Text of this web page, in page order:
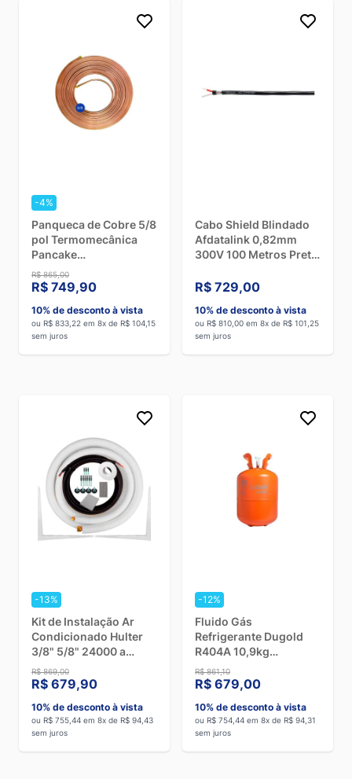
-4%
Panqueca de Cobre 5/8
pol Termomecânica
Pancake
PK122O60023477 15
Metros
R$ 865,00
R$ 749,90
10% de desconto à vista
ou R$ 833,22 em 8x de R$ 104,15
sem juros
Cabo Shield Blindado
Afdatalink 0,82mm
300V 100 Metros Preto
R$ 729,00
10% de desconto à vista
ou R$ 810,00 em 8x de R$ 101,25
sem juros
-13%
Kit de Instalação Ar
Condicionado Hulter
3/8" 5/8" 24000 a
30000 BTUs -
HT124303MPR
R$ 869,00
R$ 679,90
10% de desconto à vista
ou R$ 755,44 em 8x de R$ 94,43
sem juros
-12%
Fluido Gás
Refrigerante Dugold
R404A 10,9kg
ONU3337
R$ 861,10
R$ 679,00
10% de desconto à vista
ou R$ 754,44 em 8x de R$ 94,31
sem juros